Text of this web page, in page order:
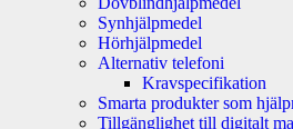
Synhjälpmedel
Hörhjälpmedel
Alternativ telefoni
Kravspecifikation
Smarta produkter som
Tillgänglighet till digitalt